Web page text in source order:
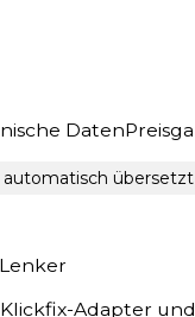
Daten
automatisch übersetzt
Adapter